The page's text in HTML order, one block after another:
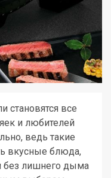
становятся все
и любителей
ведь такие
вкусные блюда,
без лишнего дыма